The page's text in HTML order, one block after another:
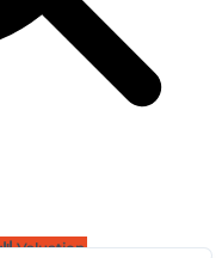
Valuation